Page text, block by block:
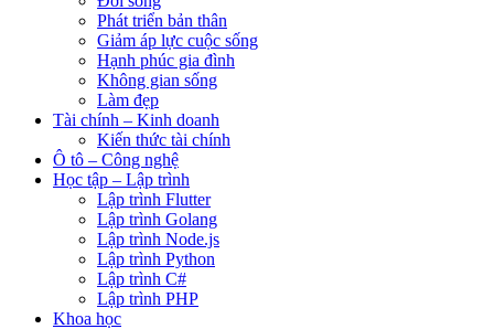
Phát triển bản thân
Giảm áp lực cuộc sống
Hạnh phúc gia đình
Không gian sống
Làm đẹp
Tài chính – Kinh doanh
Kiến thức tài chính
Ô tô – Công nghệ
Học tập – Lập trình
Lập trình Flutter
Lập trình Golang
Lập trình Node.js
Lập trình Python
Lập trình C#
Lập trình PHP
Khoa học